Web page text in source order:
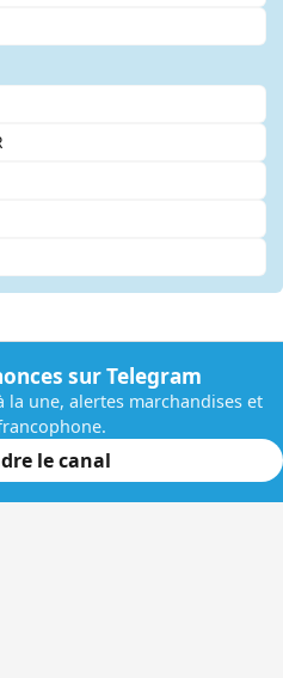
sur Telegram
une, alertes marchandises et
le canal